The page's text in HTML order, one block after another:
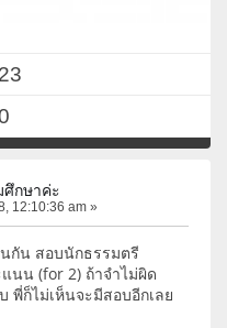
ศึกษาค่ะ
12:10:36 am »
กัน สอบนักธรรมตรี
นน (for 2) ถ้าจำไม่ผิด
พี่ก็ไม่เห็นจะมีสอบอีกเลย